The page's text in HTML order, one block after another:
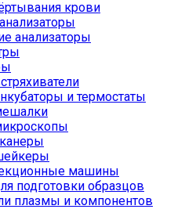
крови
анализаторы
и термостаты
машины
подготовки образцов
плазмы и компонентов